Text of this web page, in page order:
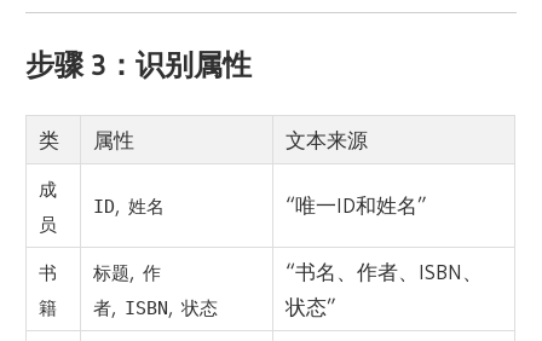
步骤 3：识别属性
类 属性 文本来源
成
员
ID,姓名 “唯一ID和姓名”
书
籍
标题,作
者, ISBN,状态
“书名、作者、ISBN、
状态”